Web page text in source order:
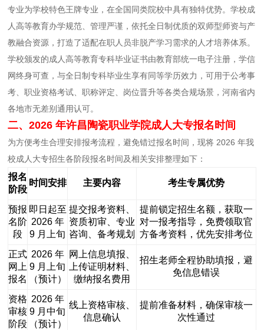
专业为学校特色王牌专业，在全国同类院校中具有独特优势。学校成
人高等教育办学规范、管理严谨，依托全日制优质的双师型师资与产
教融合资源，打造了适配在职人员非脱产学习需求的人才培养体系。
学校颁发的成人高等教育专科毕业证书由教育部统一电子注册，学信
网终身可查，与全日制专科毕业生享有同等学历效力，可用于公考事
考、职业资格考试、职称评定、岗位晋升等各类合规场景，河南省内
各地市无差别通用认可。
二、2026 年许昌陶瓷职业学院成人大专报名时间
为方便考生合理安排报考流程，避免错过报名时间，现将 2026 年我
校成人大专招生各阶段报名时间及相关安排整理如下：
报名
阶段
时间安排 主要内容 考生专属优势
预报
名阶
段
即日起至
2026 年
9 月上旬
提交报考资料、
资质初审、专业
咨询、备考规划
提前锁定招生名额，获取一
对一报考指导，免费领取官
方备考资料，优先安排考位
正式
网上
报名
2026 年
9 月上旬
（预计）
网上信息填报、
上传证明材料、
缴纳报名费用
招生老师全程协助填报，避
免信息错误
资格
审核
阶段
2026 年
9 月中旬
（预计）
线上资格审核、
信息确认
提前准备材料，确保审核一
次性通过